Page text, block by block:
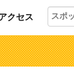
クセス